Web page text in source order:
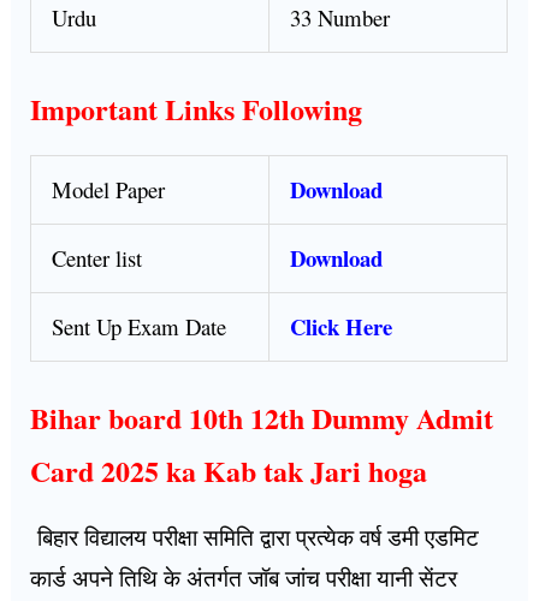
Urdu 33 Number
Important Links Following
Model Paper Download
Center list Download
Sent Up Exam Date Click Here
Bihar board 10th 12th Dummy Admit
Card 2025 ka Kab tak Jari hoga
बिहार विद्यालय परीक्षा समिति द्वारा प्रत्येक वर्ष डमी एडमिट
कार्ड अपने तिथि के अंतर्गत जॉब जांच परीक्षा यानी सेंटर